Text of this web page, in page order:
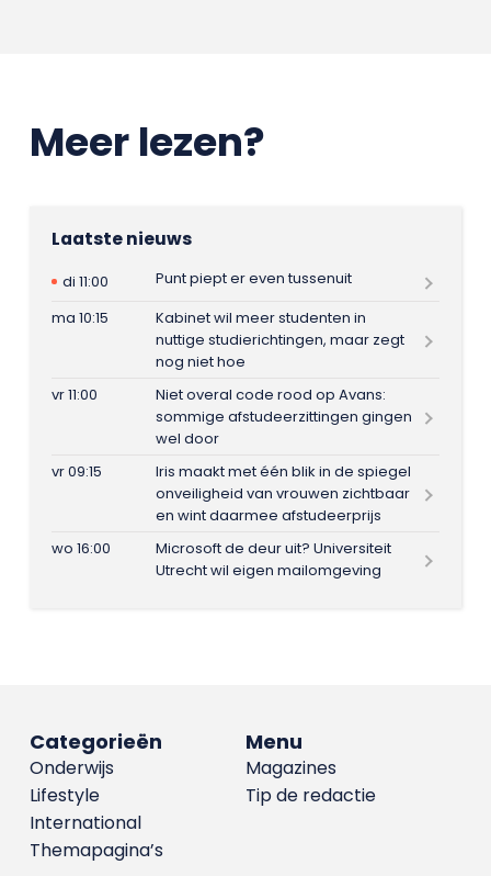
Meer lezen?
Laatste nieuws
di 11:00
Punt piept er even tussenuit
ma 10:15
Kabinet wil meer studenten in
nuttige studierichtingen, maar zegt
nog niet hoe
vr 11:00
Niet overal code rood op Avans:
sommige afstudeerzittingen gingen
wel door
vr 09:15
Iris maakt met één blik in de spiegel
onveiligheid van vrouwen zichtbaar
en wint daarmee afstudeerprijs
wo 16:00
Microsoft de deur uit? Universiteit
Utrecht wil eigen mailomgeving
Menu
Magazines
Tip de redactie
Categorieën
Onderwijs
Lifestyle
International
Themapagina’s